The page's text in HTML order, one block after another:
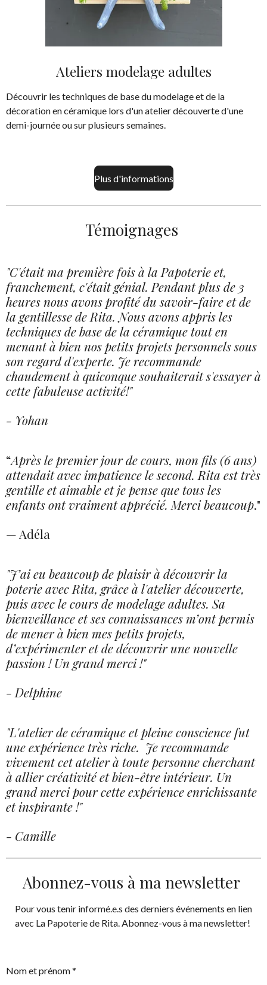
Ateliers modelage adultes
Découvrir les techniques de base du modelage et de la
décoration en céramique lors d'un atelier découverte d'une
demi-journée ou sur plusieurs semaines.
Plus d'informations
Témoignages
"C'était ma première fois à la Papoterie et,
franchement, c'était génial. Pendant plus de 3
heures nous avons profité du savoir-faire et de
la gentillesse de Rita. Nous avons appris les
techniques de base de la céramique tout en
menant à bien nos petits projets personnels sous
son regard d'experte. Je recommande
chaudement à quiconque souhaiterait s'essayer à
cette fabuleuse activité!"
- Yohan
“Après le premier jour de cours, mon fils (6 ans)
attendait avec impatience le second. Rita est très
gentille et aimable et je pense que tous les
enfants ont vraiment apprécié. Merci beaucoup."
— Adéla
"J’ai eu beaucoup de plaisir à découvrir la
poterie avec Rita, grâce à l'atelier découverte,
puis avec le cours de modelage adultes. Sa
bienveillance et ses connaissances m’ont permis
de mener à bien mes petits projets,
d’expérimenter et de découvrir une nouvelle
passion ! Un grand merci !"
- Delphine
"L'atelier de céramique et pleine conscience fut
une expérience très riche. Je recommande
vivement cet atelier à toute personne cherchant
à allier créativité et bien-être intérieur. Un
grand merci pour cette expérience enrichissante
et inspirante !"
- Camille
Abonnez-vous à ma newsletter
Pour vous tenir informé.e.s des derniers événements en lien
avec La Papoterie de Rita. Abonnez-vous à ma newsletter!
Nom et prénom *